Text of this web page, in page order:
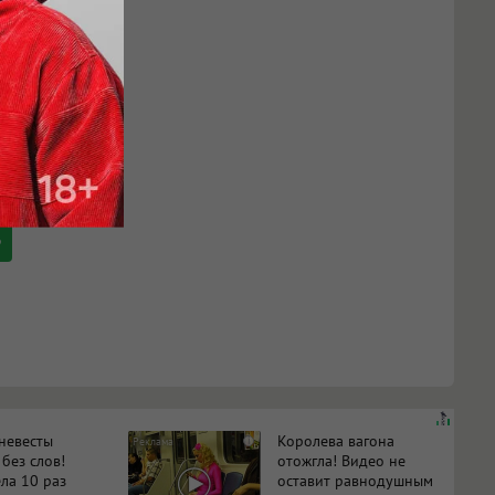
слов!
10 раз
i
Королева вагона
отожгла! Видео не
оставит равнодушным